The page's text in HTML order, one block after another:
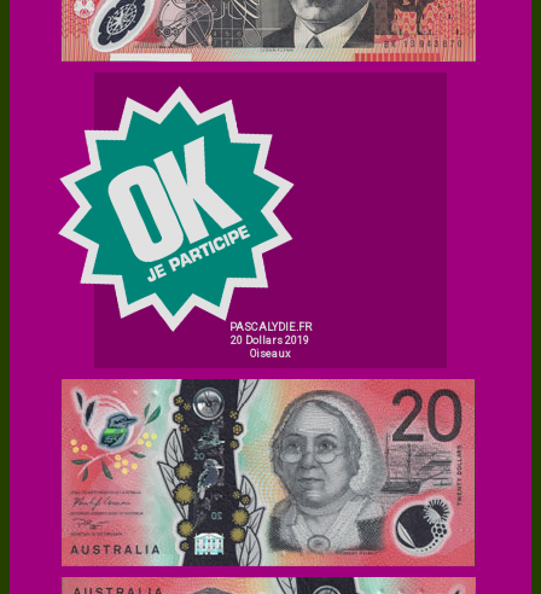
PASCALYDIE.FR
20 Dollars 2019
Oiseaux